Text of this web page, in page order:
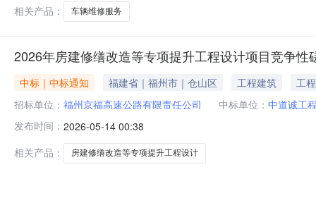
相关产品：
车辆维修服务
2026年房建修缮改造等专项提升工程设计项目竞争性
中标｜中标通知 福建省｜福州市｜仓山区 工程建筑
工程
招标单位： 福州京福高速公路有限责任公司 中标单位： 中道诚工
发布时间： 2026-05-14 00:38
相关产品：
房建修缮改造等专项提升工程设计